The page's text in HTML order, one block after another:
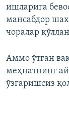
ишларига
мансабдор
чоралар
Аммо ўтган
меҳнатнинг
ўзгаришсиз